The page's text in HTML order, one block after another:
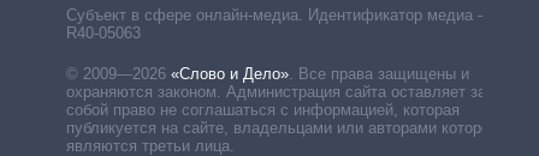
Субъект в сфере онлайн-медиа. Идентификатор медиа –
R40-05063
© 2009—2026 «Слово и Дело»
Все права защищены и
охраняются законом. Администрация сайта оставляет за
собой право не соглашаться с информацией, которая
публикуется на сайте, владельцами или авторами которой
являются третьи лица.